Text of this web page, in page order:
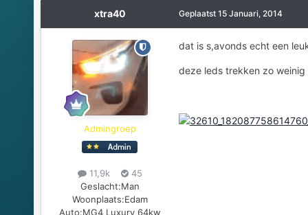
xtra40
Admingroep
11,9k
45
Geslacht:Man
Woonplaats:Edam
Auto:MG4 Luxury 64kw
Geplaatst 15 Januari, 2014
dat is s,avonds echt een
deze leds trekken zo